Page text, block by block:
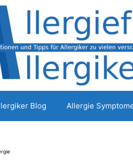
Blog Allergie